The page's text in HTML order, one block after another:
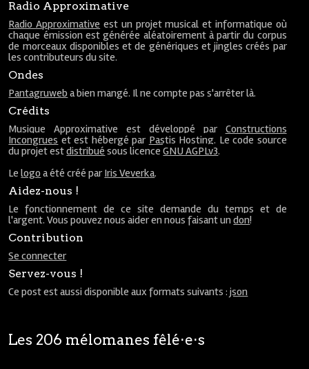
Radio Approximative
Radio Approximative est un projet musical et informatique où
chaque émission est générée aléatoirement à partir du corpus
de morceaux disponibles et de génériques et jingles créés par
les contributeurs du site.
Ondes
Pantagruweb a bien mangé. Il ne compte pas s'arrêter là.
Crédits
Musique Approximative est développé par Constructions
Incongrues et est hébergé par Pastis Hosting. Le code source
du projet estdistribué sous licenceGNU AGPLv3.
Lelogo a été créé par Iris Veverka.
Aidez-nous !
Le fonctionnement de ce site demande du temps et de
l'argent. Vous pouvez nous aider en nous faisant undon!
Contribution
Se connecter
Servez-vous !
Ce post est aussi disponible aux formats suivants :json
Les 206 mélomanes fêlé⋅e⋅s